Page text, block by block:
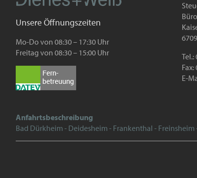
Unsere Öffnungszeiten
Mo-Do von 08:30 – 17:30 Uhr
Freitag von 08:30 – 15:00 Uhr
Tel.:
E-
Anfahrtsbeschreibung
Bad Dürkheim - Deidesheim - Frankenthal -